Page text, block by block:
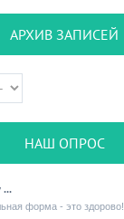
АРХИВ ЗАПИСЕЙ
НАШ ОПРОС
...
форма - это здорово!